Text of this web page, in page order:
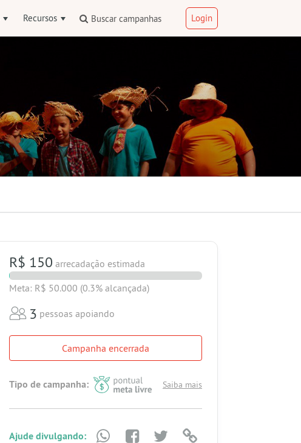
Recursos Buscar campanhas Login
R$ 150 arrecadação estimada
Meta: R$ 50.000 (0.3% alcançada)
3 pessoas apoiando
Campanha encerrada
Tipo de campanha: Saiba mais
Ajude divulgando: